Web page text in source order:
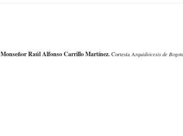
Monseñor Raúl Alfonso Carrillo Martínez.Cortesía Arquidiócesis de